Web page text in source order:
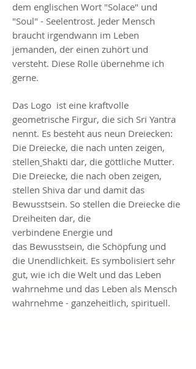
dem englischen Wort "Solace" und
"Soul" - Seelentrost. Jeder Mensch
braucht irgendwann im Leben
jemanden, der einen zuhört und
versteht. Diese Rolle übernehme ich
gerne.
Das Logo ist eine kraftvolle
geometrische Firgur, die sich Sri Yantra
nennt. Es besteht aus neun Dreiecken:
Die Dreiecke, die nach unten zeigen,
stellen Shakti dar, die göttliche Mutter.
Die Dreiecke, die nach oben zeigen,
stellen Shiva dar und damit das
Bewusstsein. So stellen die Dreiecke die
Dreiheiten dar, die
verbindene Energie und
das Bewusstsein, die Schöpfung und
die Unendlichkeit. Es symbolisiert sehr
gut, wie ich die Welt und das Leben
wahrnehme und das Leben als Mensch
wahrnehme - ganzeheitlich, spirituell.